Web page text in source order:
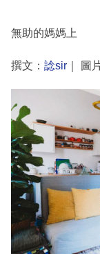
無助的媽媽上
撰文： 諗sir ｜ 圖